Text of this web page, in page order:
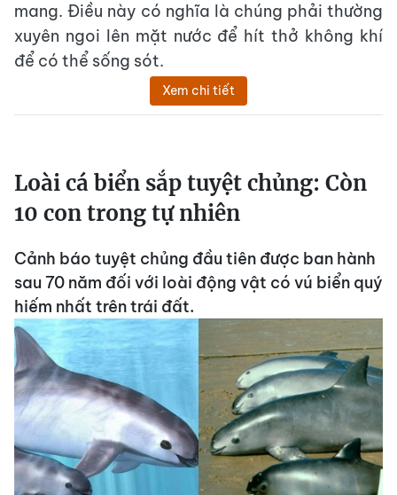
mang. Điều này có nghĩa là chúng phải thường
xuyên ngoi lên mặt nước để hít thở không khí
để có thể sống sót.
Xem chi tiết
Loài cá biển sắp tuyệt chủng: Còn
10 con trong tự nhiên
Cảnh báo tuyệt chủng đầu tiên được ban hành
sau 70 năm đối với loài động vật có vú biển quý
hiếm nhất trên trái đất.